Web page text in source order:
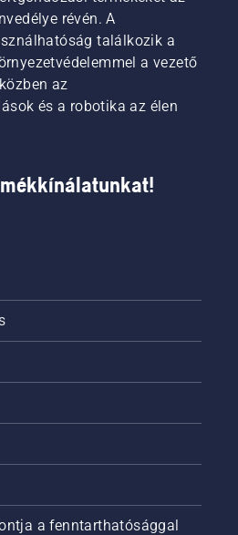
révén. A
találkozik a
a vezető
az
és a robotika az élen
a fenntarthatósággal